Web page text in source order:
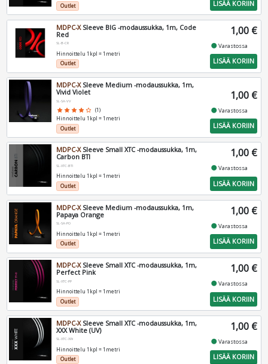
Outlet LISÄÄ KORIIN
MDPC-XSleeve BIG -modaussukka, 1m, Code
Red
SL-B-CR
Hinnoittelu 1kpl = 1metri
Outlet
1,00 €
fiber_manual_recordVarastossa
LISÄÄ KORIIN
MDPC-XSleeve Medium -modaussukka, 1m,
Vivid Violet
SL-SA-VV
star star star star star_border (1)
Hinnoittelu 1kpl = 1metri
Outlet
1,00 €
fiber_manual_recordVarastossa
LISÄÄ KORIIN
MDPC-XSleeve Small XTC -modaussukka, 1m,
Carbon BTI
SL-XTC-BTI
Hinnoittelu 1kpl = 1metri
Outlet
1,00 €
fiber_manual_recordVarastossa
LISÄÄ KORIIN
MDPC-XSleeve Medium -modaussukka, 1m,
Papaya Orange
SL-SA-PO
Hinnoittelu 1kpl = 1metri
Outlet
1,00 €
fiber_manual_recordVarastossa
LISÄÄ KORIIN
MDPC-XSleeve Small XTC -modaussukka, 1m,
Perfect Pink
SL-XTC-PP
Hinnoittelu 1kpl = 1metri
Outlet
1,00 €
fiber_manual_recordVarastossa
LISÄÄ KORIIN
MDPC-XSleeve Small XTC -modaussukka, 1m,
XXX White (UV)
SL-XTC-XW
Hinnoittelu 1kpl = 1metri
Outlet
1,00 €
fiber_manual_recordVarastossa
LISÄÄ KORIIN